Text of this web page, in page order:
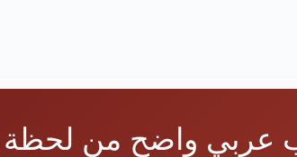
عربي واضح من